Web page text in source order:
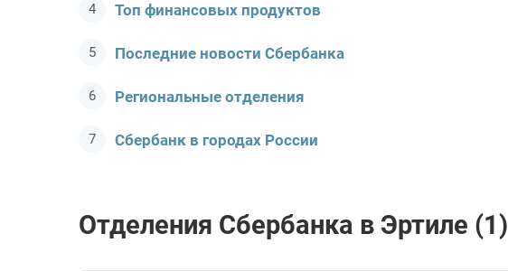
Топ финансовых продуктов
Последние новости Сбербанкa
Региональные отделения
Сбербанк в городах России
Отделения Сбербанкa в Эртиле (1)